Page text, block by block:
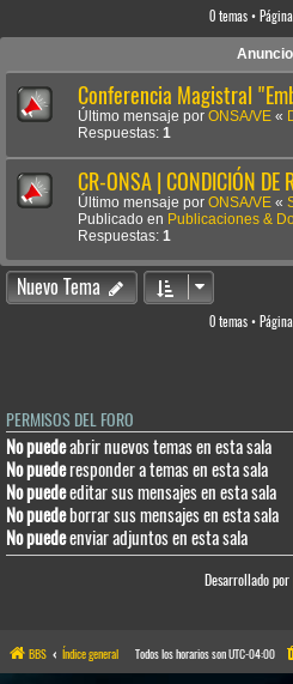
0 temas • Página
Conferencia Magistral
Último mensaje por ONSA/VE «
Respuestas: 1
CR-ONSA | CONDICIÓN DE
Último mensaje por ONSA/VE «
Publicado en Publicaciones &
Respuestas: 1
Nuevo Tema
0 temas • Página
PERMISOS DEL FORO
No puedeabrir nuevos temas en esta sala
No puederesponder a temas en esta sala
No puedeeditar sus mensajes en esta sala
No puedeborrar sus mensajes en esta sala
No puedeenviar adjuntos en esta sala
Desarrollado por
BBS Índice general Todos los horarios sonUTC-04:00